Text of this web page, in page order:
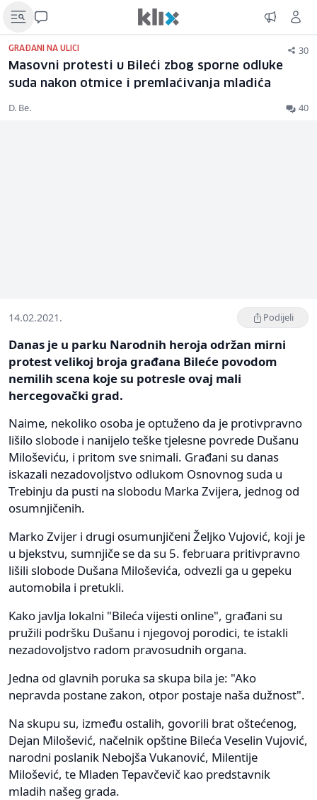
GRAĐANI NA ULICI 30
Masovni protesti u Bileći zbog sporne odluke
suda nakon otmice i premlaćivanja mladića
D. Be. 40
14.02.2021. Podijeli
Danas je u parku Narodnih heroja održan mirni
protest velikoj broja građana Bileće povodom
nemilih scena koje su potresle ovaj mali
hercegovački grad.
Naime, nekoliko osoba je optuženo da je protivpravno
lišilo slobode i nanijelo teške tjelesne povrede Dušanu
Miloševiću, i pritom sve snimali. Građani su danas
iskazali nezadovoljstvo odlukom Osnovnog suda u
Trebinju da pusti na slobodu Marka Zvijera, jednog od
osumnjičenih.
Marko Zvijer i drugi osumunjičeni Željko Vujović, koji je
u bjekstvu, sumnjiče se da su 5. februara pritivpravno
lišili slobode Dušana Miloševića, odvezli ga u gepeku
automobila i pretukli.
Kako javlja lokalni "Bileća vijesti online", građani su
pružili podršku Dušanu i njegovoj porodici, te istakli
nezadovoljstvo radom pravosudnih organa.
Jedna od glavnih poruka sa skupa bila je: "Ako
nepravda postane zakon, otpor postaje naša dužnost".
Na skupu su, između ostalih, govorili brat oštećenog,
Dejan Milošević, načelnik opštine Bileća Veselin Vujović,
narodni poslanik Nebojša Vukanović, Milentije
Milošević, te Mladen Tepavčevič kao predstavnik
mladih našeg grada.